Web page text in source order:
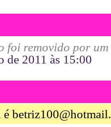
foi removido por
de 2011 às 15:00
é